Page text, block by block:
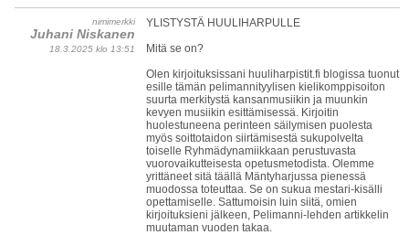
nimimerkki
Juhani Niskanen
18.3.2025 klo 13:51
YLISTYSTÄ HUULIHARPULLE
Mitä se on?
Olen kirjoituksissani huuliharpistit.fi blogissa tuonut
esille tämän pelimannityylisen kielikomppisoiton
suurta merkitystä kansanmusiikin ja muunkin
kevyen musiikin esittämisessä. Kirjoitin
huolestuneena perinteen säilymisen puolesta
myös soittotaidon siirtämisestä sukupolvelta
toiselle Ryhmädynamiikkaan perustuvasta
vuorovaikutteisesta opetusmetodista. Olemme
yrittäneet sitä täällä Mäntyharjussa pienessä
muodossa toteuttaa. Se on sukua mestari-kisälli
opettamiselle. Sattumoisin luin siitä, omien
kirjoituksieni jälkeen, Pelimanni-lehden artikkelin
muutaman vuoden takaa.